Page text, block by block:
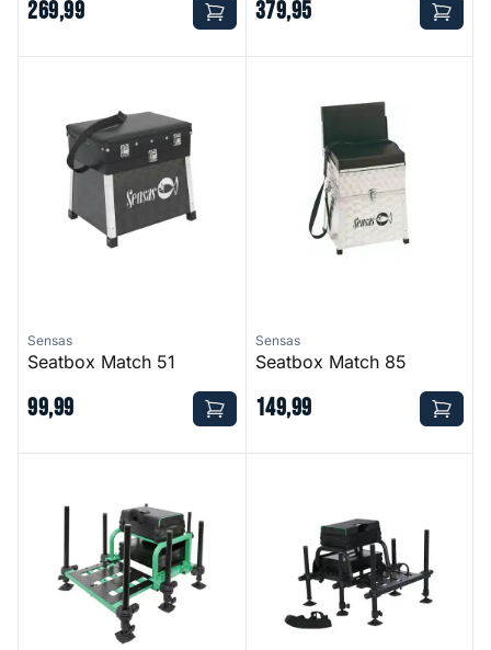
269,99 379,95
Sensas
Seatbox Match 51
99,99
Sensas
Seatbox Match 85
149,99